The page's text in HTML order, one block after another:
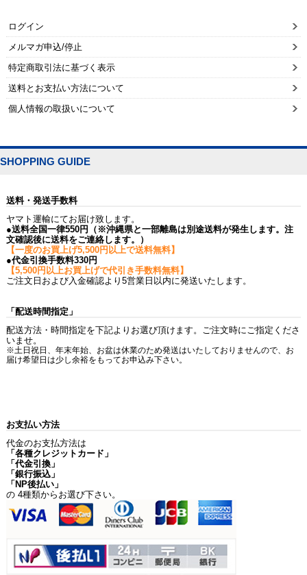
ログイン
メルマガ申込/停止
特定商取引法に基づく表示
送料とお支払い方法について
個人情報の取扱いについて
SHOPPING GUIDE
送料・発送手数料
ヤマト運輸にてお届け致します。
●送料全国一律550円（※沖縄県と一部離島は別途送料が発生します。注
文確認後に送料をご連絡します。）
【一度のお買上げ5,500円以上で送料無料】
●代金引換手数料330円
【5,500円以上お買上げで代引き手数料無料】
ご注文日および入金確認より5営業日以内に発送いたします。
「配送時間指定」
配送方法・時間指定を下記よりお選び頂けます。ご注文時にご指定くださ
いませ。
※土日祝日、年末年始、お盆は休業のため発送はいたしておりませんので、お
届け希望日は少し余裕をもってお申込み下さい。
お支払い方法
代金のお支払方法は
「各種クレジットカード」
「代金引換」
「銀行振込」
「NP後払い」
の 4種類からお選び下さい。